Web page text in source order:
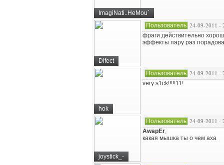
ImagiNati..HeMou`
Difect
Пользователь 24-09-2011 -
фраги действительно
эффекты пару раз
hok
Пользователь 24-09-2011 -
very s1ck!!!!!11!
joystick_-
Пользователь 24-09-2011 -
AwapEr,
какая мышка ты о чем аха